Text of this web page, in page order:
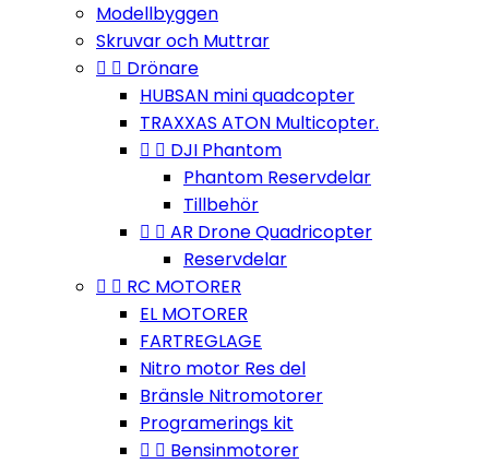
Modellbyggen
Skruvar och Muttrar
  Drönare
HUBSAN mini quadcopter
TRAXXAS ATON Multicopter.
  DJI Phantom
Phantom Reservdelar
Tillbehör
  AR Drone Quadricopter
Reservdelar
  RC MOTORER
EL MOTORER
FARTREGLAGE
Nitro motor Res del
Bränsle Nitromotorer
Programerings kit
  Bensinmotorer